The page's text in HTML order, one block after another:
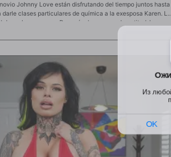
Johnny Love están disfrutando del tiempo juntos hasta
clases particulares de química a la exesposa Karen. La
la convence. Después de un poco de actitud, la
lo lindo que se ve el culo de Khloe. Ahogando la lección
pone tan cachonda que se abalanza sobre la mesa y le
Johnny se dé vuelta y se deje comer el culo. Hay tanta
el ritmo. ¡Intenta no correrte antes de que termine!